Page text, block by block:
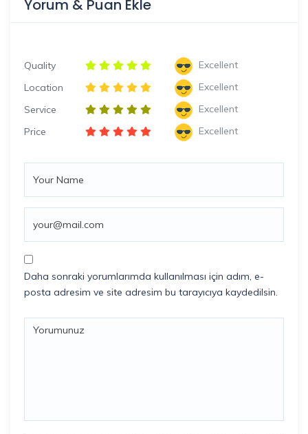
Yorum & Puan Ekle
Quality
Excellent
Location
Excellent
Service
Excellent
Price
Excellent
Daha sonraki yorumlarımda kullanılması için adım, e-
posta adresim ve site adresim bu tarayıcıya kaydedilsin.